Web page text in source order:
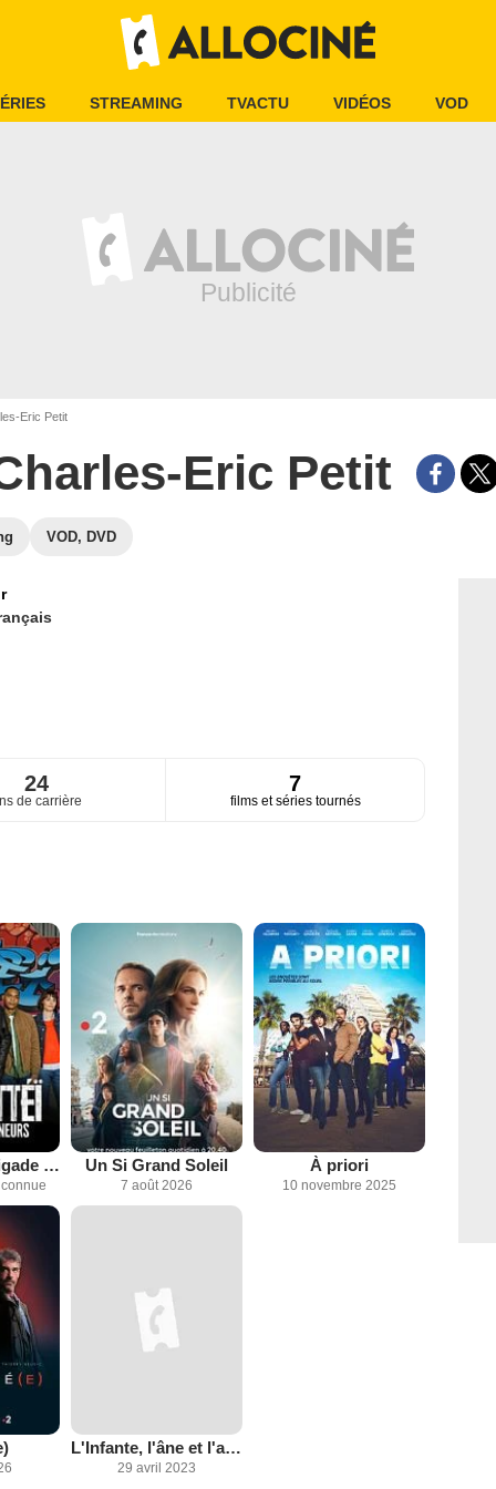
STREAMING TVACTU VIDÉOS VOD
Eric Petit
Eric Petit
VOD, DVD
24
de carrière
7
films et séries tournés
Léo Matteï, Brigade des mineurs Un Si Grand Soleil
7 août 2026
À priori
10 novembre 2025
L'Infante, l'âne et l'architecte
29 avril 2023